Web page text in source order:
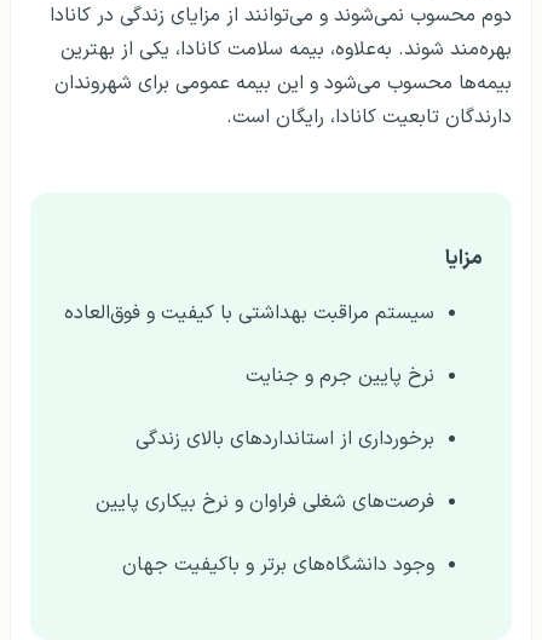
دوم محسوب نمی‌شوند و می‌توانند از مزایای زندگی در کانادا
بهره‌مند شوند. به‌علاوه، بیمه سلامت کانادا، یکی از بهترین
بیمه‌ها محسوب می‌شود و این بیمه عمومی برای شهروندان
دارندگان تابعیت کانادا، رایگان است.
مزایا
سیستم مراقبت بهداشتی با کیفیت و فوق‌العاده
نرخ پایین جرم و جنایت
برخورداری از استانداردهای بالای زندگی
فرصت‌های شغلی فراوان و نرخ بیکاری پایین
وجود دانشگاه‌های برتر و باکیفیت جهان